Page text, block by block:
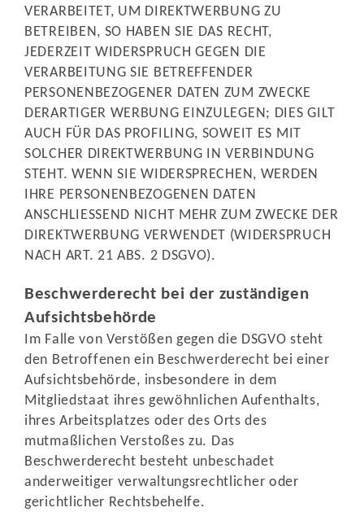
VERARBEITET, UM DIREKTWERBUNG ZU
BETREIBEN, SO HABEN SIE DAS RECHT,
JEDERZEIT WIDERSPRUCH GEGEN DIE
VERARBEITUNG SIE BETREFFENDER
PERSONENBEZOGENER DATEN ZUM ZWECKE
DERARTIGER WERBUNG EINZULEGEN; DIES GILT
AUCH FÜR DAS PROFILING, SOWEIT ES MIT
SOLCHER DIREKTWERBUNG IN VERBINDUNG
STEHT. WENN SIE WIDERSPRECHEN, WERDEN
IHRE PERSONENBEZOGENEN DATEN
ANSCHLIESSEND NICHT MEHR ZUM ZWECKE DER
DIREKTWERBUNG VERWENDET (WIDERSPRUCH
NACH ART. 21 ABS. 2 DSGVO).
Beschwerde­recht bei der zuständigen
Aufsichts­behörde
Im Falle von Verstößen gegen die DSGVO steht
den Betroffenen ein Beschwerderecht bei einer
Aufsichtsbehörde, insbesondere in dem
Mitgliedstaat ihres gewöhnlichen Aufenthalts,
ihres Arbeitsplatzes oder des Orts des
mutmaßlichen Verstoßes zu. Das
Beschwerderecht besteht unbeschadet
anderweitiger verwaltungsrechtlicher oder
gerichtlicher Rechtsbehelfe.